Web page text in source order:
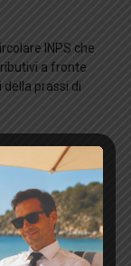
INPS che
a fronte
prassi di
novembre
codici
11
in